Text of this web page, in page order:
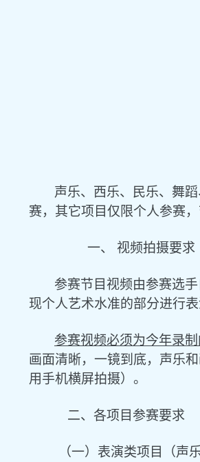
声乐、西乐、民乐、舞
赛，其它项目仅限个人参赛
一、 视频拍摄要求
参赛节目视频由参赛选
现个人艺术水准的部分进行
参赛视频必须为今年录
画面清晰，一镜到底，声乐
用手机横屏拍摄）。
二、各项目参赛要求
（一）表演类项目（声